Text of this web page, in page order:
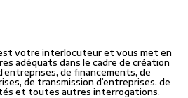
votre interlocuteur et vous met en
adéquats dans le cadre de création
de financements, de
de transmission d’entreprises, de
et toutes autres interrogations.